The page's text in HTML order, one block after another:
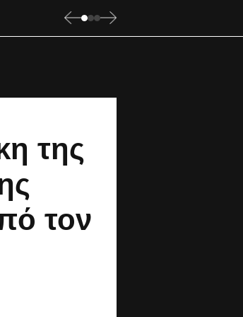
της
τον